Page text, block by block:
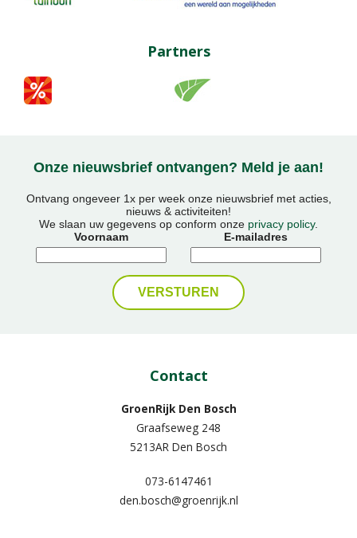
Partners
Onze nieuwsbrief ontvangen? Meld je aan!
Ontvang ongeveer 1x per week onze nieuwsbrief met acties,
nieuws & activiteiten!
We slaan uw gegevens op conform onze privacy policy.
Voornaam
E-mailadres
Contact
GroenRijk Den Bosch
Graafseweg 248
5213AR Den Bosch
073-6147461
den.bosch@groenrijk.nl